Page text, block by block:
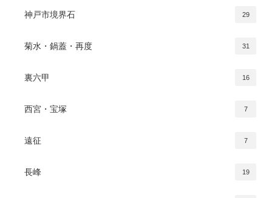
神戸市境界石 29
菊水・鍋蓋・再度 31
裏六甲 16
西宮・宝塚 7
遠征 7
長峰 19